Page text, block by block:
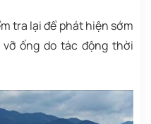
tra lại để phát hiện sớm
ống do tác động thời